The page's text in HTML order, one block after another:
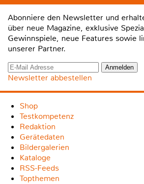
Abonniere den Newsletter und
über neue Magazine, exklusive
Gewinnspiele, neue Features sowie
unserer Partner.
Newsletter abbestellen
Shop
Testkompetenz
Redaktion
Gerätedaten
Bildergalerien
Kataloge
RSS-Feeds
Topthemen